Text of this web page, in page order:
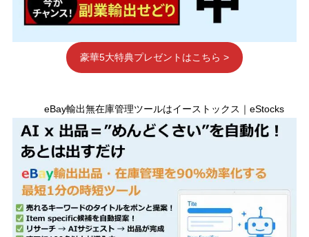
豪華5大特典プレゼントはこちら >
eBay輸出無在庫管理ツールはイーストックス｜eStocks